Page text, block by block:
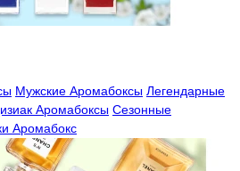
Мужские Аромабоксы Легендарные
Аромабоксы Сезонные
Аромабокс